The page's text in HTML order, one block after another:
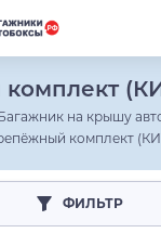
на крышу
комплект
ФИЛЬТР